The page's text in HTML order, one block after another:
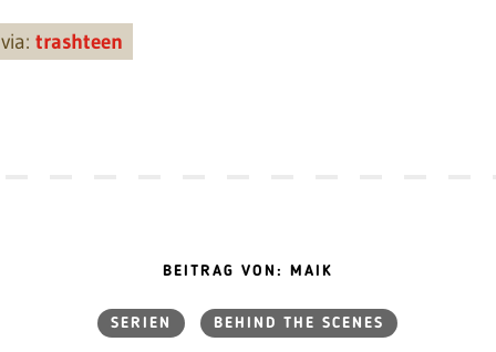
via: trashteen
BEITRAG VON: MAIK
SERIEN BEHIND THE SCENES